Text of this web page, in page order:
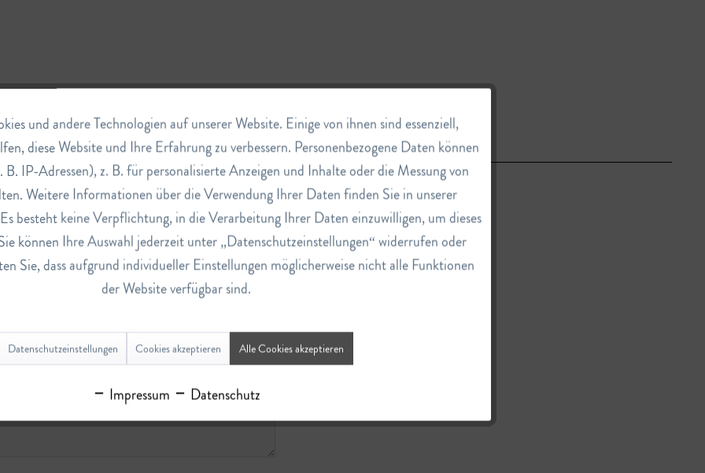
Aktiv
Inaktiv
Inaktiv
Inaktiv
und andere Technologien auf unserer Website. Einige von ihnen sind essenziell,
diese Website und Ihre Erfahrung zu verbessern. Personenbezogene Daten können
IP-Adressen), z. B. für personalisierte Anzeigen und Inhalte oder die Messung von
Weitere Informationen über die Verwendung Ihrer Daten finden Sie in unserer
besteht keine Verpflichtung, in die Verarbeitung Ihrer Daten einzuwilligen, um dieses
können Ihre Auswahl jederzeit unter „Datenschutzeinstellungen“ widerrufen oder
Sie, dass aufgrund individueller Einstellungen möglicherweise nicht alle Funktionen
der Website verfügbar sind.
Datenschutzeinstellungen Cookies akzeptieren Alle Cookies akzeptieren
Impressum Datenschutz